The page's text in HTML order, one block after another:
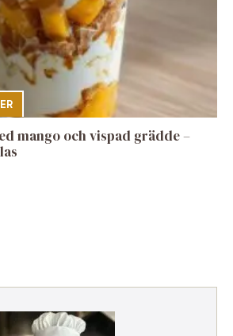
mango och vispad grädde –